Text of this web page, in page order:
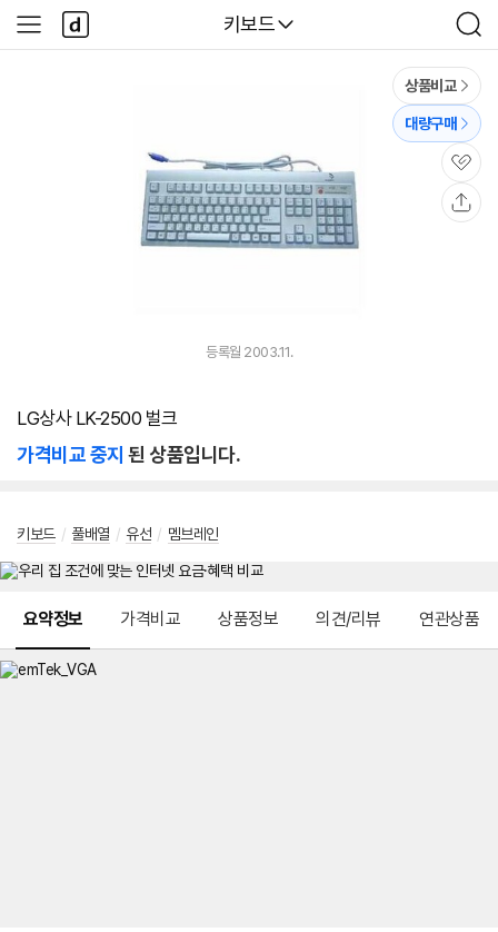
다나와
키보드
검
색
사
이
다
나
와
상품비교
대량구매
관
심
등록월 2003.11.
LG상사 LK-2500 벌크
가격비교 중지 된 상품입니다.
키보드 / 풀배열 / 유선 / 멤브레인
요약정보 가격비교 상품정보 의견/리뷰 연관상품